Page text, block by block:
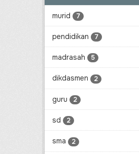
murid 7
pendidikan 7
madrasah 5
dikdasmen 2
guru 2
sd 2
sma 2